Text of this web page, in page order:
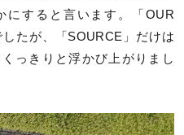
にすると言います。「OUR
たが、「SOURCE」だけは
っきりと浮かび上がりまし